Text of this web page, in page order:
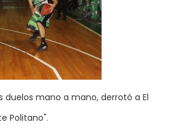
duelos mano a mano, derrotó a El
Politano".